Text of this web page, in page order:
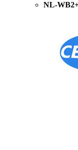
NL-